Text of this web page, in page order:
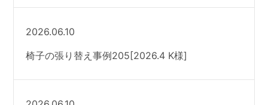
2026.06.10
椅子の張り替え事例205[2026.4 K様]